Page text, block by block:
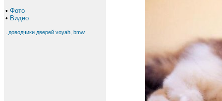
• Фото
• Видео
доводчики дверей voyah, bmw.